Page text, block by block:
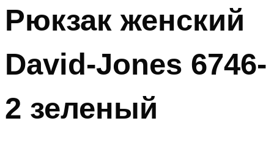
Рюкзак женский
David-Jones 6746-
2 зеленый